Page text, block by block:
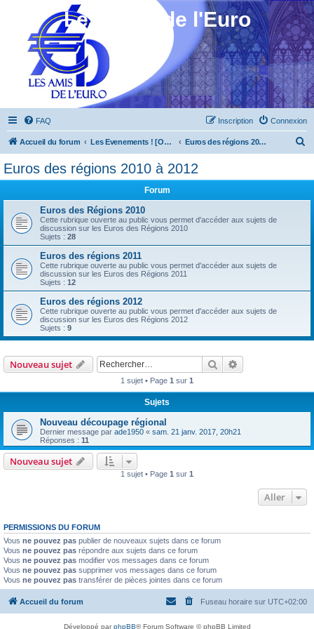
Les Amis de l'Euro
FAQ Connexion
Inscription
Accueil du forum Les Evenements ! [Ouvert au public] Euros des régions 2010 à 2012
r
Euros des régions 2010 à 2012
Forum
Euros des Régions 2010
Cette rubrique ouverte au public vous permet d'accéder aux sujets de
discussion sur les Euros des Régions 2010
Sujets : 28
Euros des régions 2011
Cette rubrique ouverte au public vous permet d'accéder aux sujets de
discussion sur les Euros des Régions 2011
Sujets : 12
Euros des régions 2012
Cette rubrique ouverte au public vous permet d'accéder aux sujets de
discussion sur les Euros des Régions 2012
Sujets : 9
Nouveau sujet Rechercher
1 sujet • Page 1 sur 1
Sujets
Nouveau découpage régional
Dernier message par ade1950 « sam. 21 janv. 2017, 20h21
Réponses : 11
Nouveau sujet
1 sujet • Page 1 sur 1
Aller
PERMISSIONS DU FORUM
Vous ne pouvez pas publier de nouveaux sujets dans ce forum
Vous ne pouvez pas répondre aux sujets dans ce forum
Vous ne pouvez pas modifier vos messages dans ce forum
Vous ne pouvez pas supprimer vos messages dans ce forum
Vous ne pouvez pas transférer de pièces jointes dans ce forum
Accueil du forum Fuseau horaire sur UTC+02:00
Développé parphpBB® Forum Software © phpBB Limited